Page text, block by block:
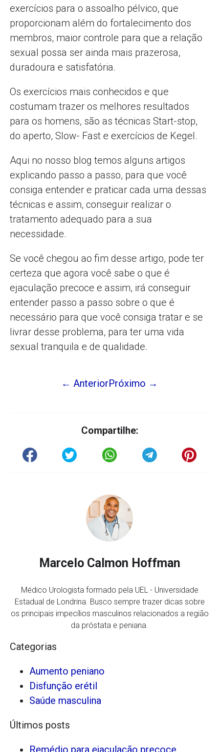
exercícios para o assoalho pélvico, que
proporcionam além do fortalecimento dos
membros, maior controle para que a relação
sexual possa ser ainda mais prazerosa,
duradoura e satisfatória.
Os exercícios mais conhecidos e que
costumam trazer os melhores resultados
para os homens, são as técnicas Start-stop,
do aperto, Slow- Fast e exercícios de Kegel.
Aqui no nosso blog temos alguns artigos
explicando passo a passo, para que você
consiga entender e praticar cada uma dessas
técnicas e assim, conseguir realizar o
tratamento adequado para a sua
necessidade.
Se você chegou ao fim desse artigo, pode ter
certeza que agora você sabe o que é
ejaculação precoce e assim, irá conseguir
entender passo a passo sobre o que é
necessário para que você consiga tratar e se
livrar desse problema, para ter uma vida
sexual tranquila e de qualidade.
← AnteriorPróximo →
Compartilhe:
Marcelo Calmon Hoffman
Médico Urologista formado pela UEL - Universidade
Estadual de Londrina. Busco sempre trazer dicas sobre
os principais impecílios masculinos relacionados a região
da próstata e peniana.
Categorias
Aumento peniano
Disfunção erétil
Saúde masculina
Últimos posts
Remédio para ejaculação precoce